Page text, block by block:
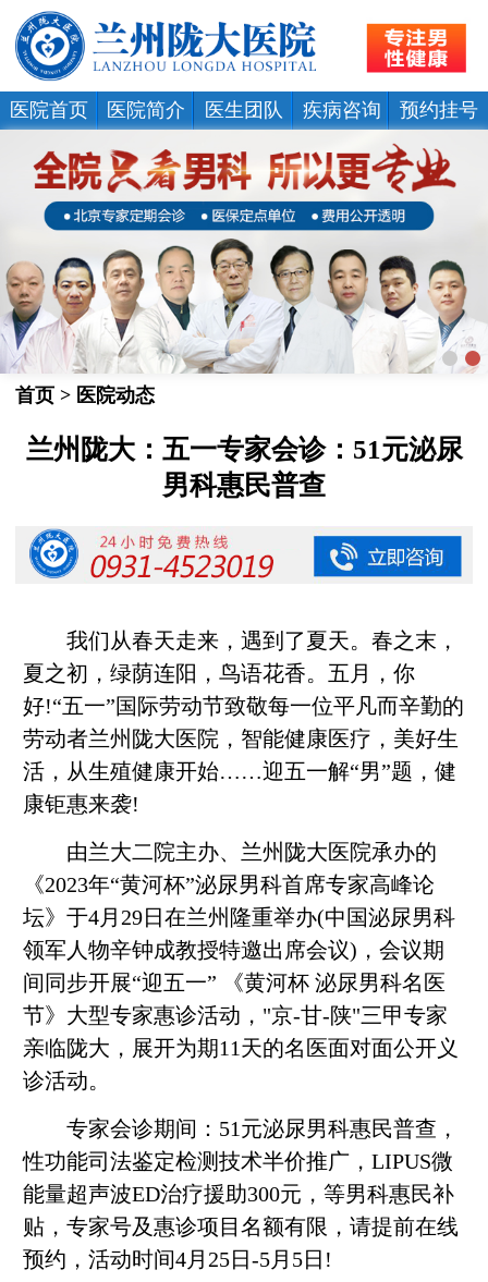
医院首页 医院简介 医生团队 疾病咨询 预约挂号
首页 > 医院动态
兰州陇大：五一专家会诊：51元泌尿
男科惠民普查
我们从春天走来，遇到了夏天。春之末，
夏之初，绿荫连阳，鸟语花香。五月，你
好!“五一”国际劳动节致敬每一位平凡而辛勤的
劳动者兰州陇大医院，智能健康医疗，美好生
活，从生殖健康开始……迎五一解“男”题，健
康钜惠来袭!
由兰大二院主办、兰州陇大医院承办的
《2023年“黄河杯”泌尿男科首席专家高峰论
坛》于4月29日在兰州隆重举办(中国泌尿男科
领军人物辛钟成教授特邀出席会议)，会议期
间同步开展“迎五一” 《黄河杯 泌尿男科名医
节》大型专家惠诊活动，"京-甘-陕"三甲专家
亲临陇大，展开为期11天的名医面对面公开义
诊活动。
专家会诊期间：51元泌尿男科惠民普查，
性功能司法鉴定检测技术半价推广，LIPUS微
能量超声波ED治疗援助300元，等男科惠民补
贴，专家号及惠诊项目名额有限，请提前在线
预约，活动时间4月25日-5月5日!